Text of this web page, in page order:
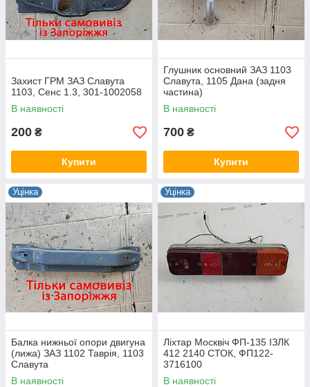
Захист ГРМ ЗАЗ Славута
1103, Сенс 1.3, 301-1002058
В наявності
200 ₴
Купити
Глушник основний ЗАЗ 1103
Славута, 1105 Дана (задня
частина)
В наявності
700 ₴
Купити
Уцінка
Балка нижньої опори двигуна
(лижа) ЗАЗ 1102 Таврія, 1103
Славута
В наявності
Уцінка
Ліхтар Москвіч ФП-135 ІЗЛК
412 2140 СТОК, ФП122-
3716100
В наявності